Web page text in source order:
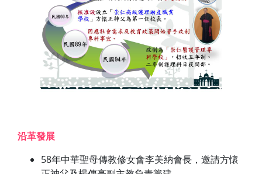
沿革發展
58年中華聖母傳教修女會李美納會長，邀請方懷